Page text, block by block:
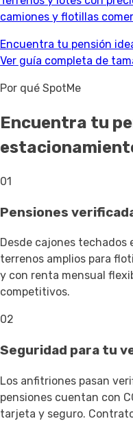
camiones y flotillas
Encuentra tu pensión
Ver guía completa de
Por qué SpotMe
Encuentra tu
01
Pensiones
Desde cajones
terrenos amplios para
y con renta mensual
competitivos.
02
Seguridad para tu
Los anfitriones pasan
pensiones cuentan con
tarjeta y seguro.